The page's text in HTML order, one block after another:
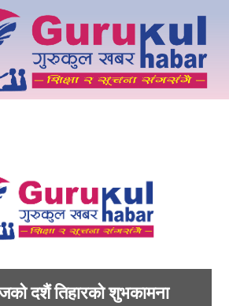
दशैं तिहारको शुभकामना